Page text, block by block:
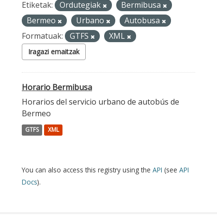
Etiketak: Ordutegiak
Bermibusa
Bermeo
Urbano
Autobusa
Formatuak:
GTFS XML
Iragazi emaitzak
Horario Bermibusa
Horarios del servicio urbano de autobús de
Bermeo
GTFS XML
You can also access this registry using the API (see API
Docs).